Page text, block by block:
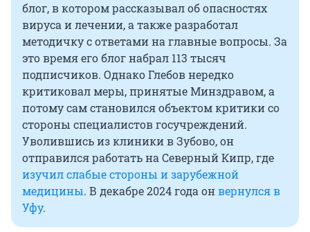
блог, в котором рассказывал об опасностях
вируса и лечении, а также разработал
методичку с ответами на главные вопросы. За
это время его блог набрал 113 тысяч
подписчиков. Однако Глебов нередко
критиковал меры, принятые Минздравом, а
потому сам становился объектом критики со
стороны специалистов госучреждений.
Уволившись из клиники в Зубово, он
отправился работать на Северный Кипр, где
изучил слабые стороны и зарубежной
медицины. В декабре 2024 года онвернулся в
Уфу.